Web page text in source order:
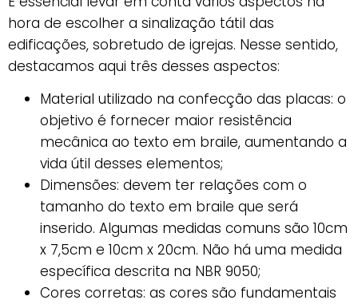
hora de escolher a sinalização tátil das
edificações, sobretudo de igrejas. Nesse sentido,
destacamos aqui três desses aspectos:
Material utilizado na confecção das placas: o
objetivo é fornecer maior resistência
mecânica ao texto em braile, aumentando a
vida útil desses elementos;
Dimensões: devem ter relações com o
tamanho do texto em braile que será
inserido. Algumas medidas comuns são 10cm
x 7,5cm e 10cm x 20cm. Não há uma medida
específica descrita na NBR 9050;
Cores corretas: as cores são fundamentais